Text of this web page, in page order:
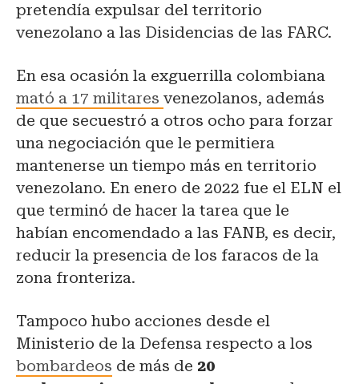
pretendía expulsar del territorio
venezolano a las Disidencias de las FARC.
En esa ocasión la exguerrilla colombiana
mató a 17 militares venezolanos, además
de que secuestró a otros ocho para forzar
una negociación que le permitiera
mantenerse un tiempo más en territorio
venezolano. En enero de 2022 fue el ELN el
que terminó de hacer la tarea que le
habían encomendado a las FANB, es decir,
reducir la presencia de los faracos de la
zona fronteriza.
Tampoco hubo acciones desde el
Ministerio de la Defensa respecto a los
bombardeos de más de 20